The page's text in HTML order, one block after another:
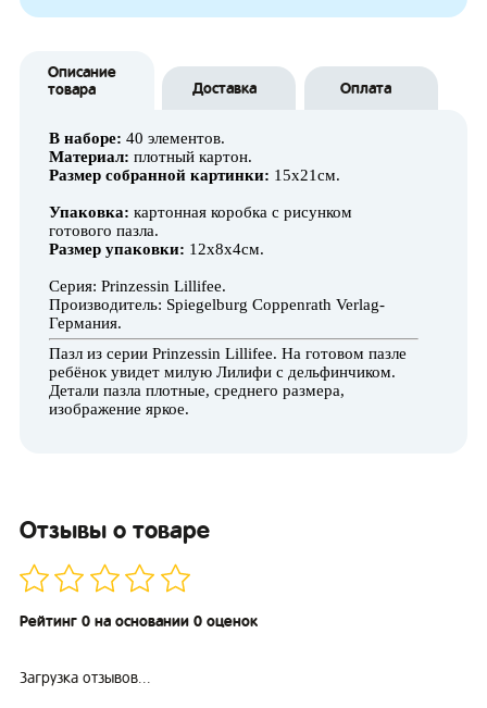
Описание
товара
Доставка Оплата
В наборе: 40 элементов.
Материал: плотный картон.
Размер собранной картинки: 15х21см.
Упаковка: картонная коробка с рисунком
готового пазла.
Размер упаковки: 12х8х4см.
Серия: Prinzessin Lillifee.
Производитель: Spiegelburg Coppenrath Verlag-
Германия.
Пазл из серии Prinzessin Lillifee. На готовом пазле
ребёнок увидет милую Лилифи с дельфинчиком.
Детали пазла плотные, среднего размера,
изображение яркое.
Отзывы о товаре
Рейтинг 0 на основании 0 оценок
Загрузка отзывов...